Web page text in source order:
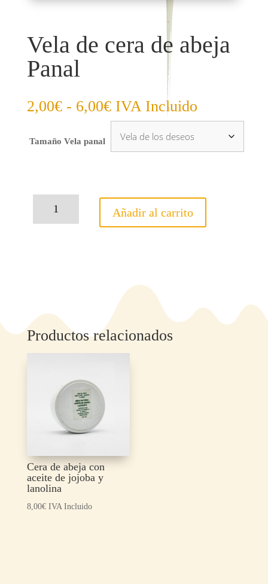
Vela de cera de abeja
Panal
2,00€ - 6,00€Rango
de
precios:
desde
6,00€
IVA Incluido
Tamaño Vela panal
Añadir al carrito
Productos relacionados
Cera de abeja con
aceite de jojoba y
lanolina
8,00€ IVA Incluido